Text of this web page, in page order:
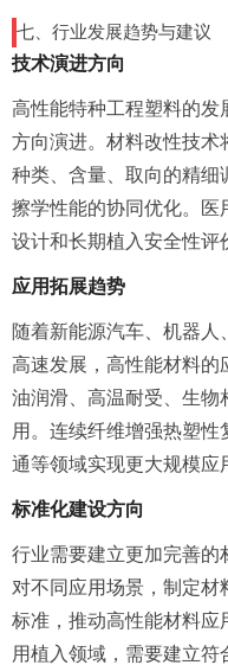
七、行业发展趋势与建议
技术演进方向
高性能特种工程塑料的发
方向演进。材料改性技术
种类、含量、取向的精细
擦学性能的协同优化。医
设计和长期植入安全性评
应用拓展趋势
随着新能源汽车、机器
高速发展，高性能材料的
油润滑、高温耐受、生物
用。连续纤维增强热塑
通等领域实现更大规模应
标准化建设方向
行业需要建立更加完善的
对不同应用场景，制定材
标准，推动高性能材料应
用植入领域，需要建立